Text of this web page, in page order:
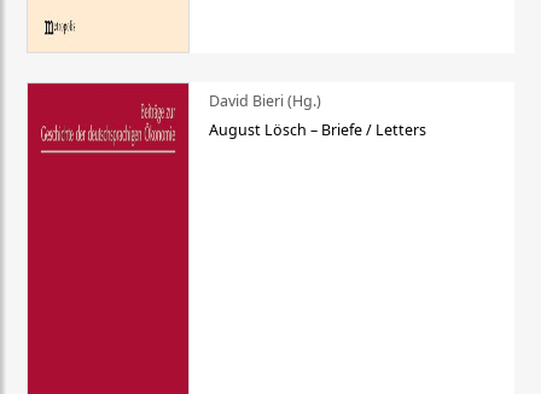
David Bieri (Hg.)
August Lösch – Briefe / Letters